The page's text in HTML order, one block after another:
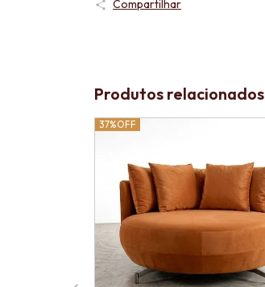
Compartilhar
Produtos relacionados
37%OFF